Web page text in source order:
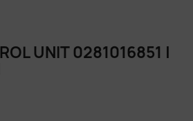
UNIT 0281016851 |